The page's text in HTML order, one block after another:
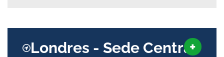
Londres - Sede Central